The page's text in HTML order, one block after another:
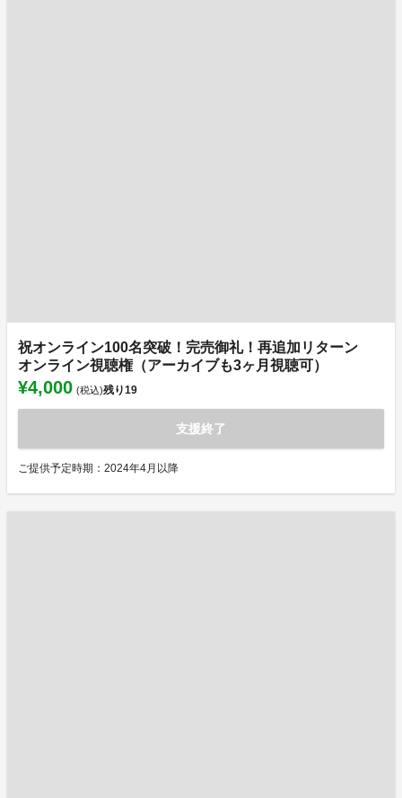
祝オンライン100名突破！完売御礼！再追加リターン
オンライン視聴権（アーカイブも3ヶ月視聴可）
¥4,000 (税込)残り19
支援終了
ご提供予定時期：2024年4月以降